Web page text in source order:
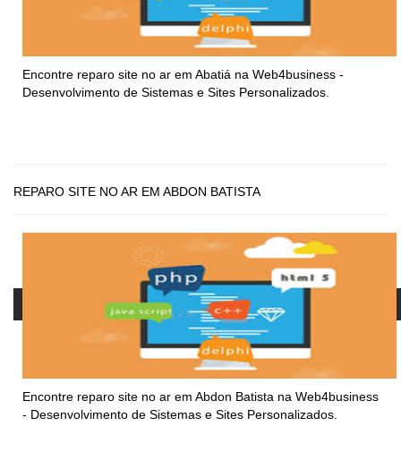
Encontre reparo site no ar em Abatiá na Web4business -
Desenvolvimento de Sistemas e Sites Personalizados.
REPARO SITE NO AR EM ABDON BATISTA
Encontre reparo site no ar em Abdon Batista na Web4business
- Desenvolvimento de Sistemas e Sites Personalizados.